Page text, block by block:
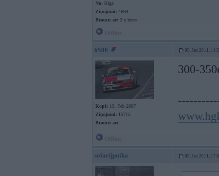
No: Rīga
Ziņojumi: 4669
Braucu ar: 2 x bmw
6500 05. Jan 2011,
Kopš: 19. Feb 2007
Ziņojumi: 15715
Braucu ar:
300-
solarijpuika 05. Jan 2011,